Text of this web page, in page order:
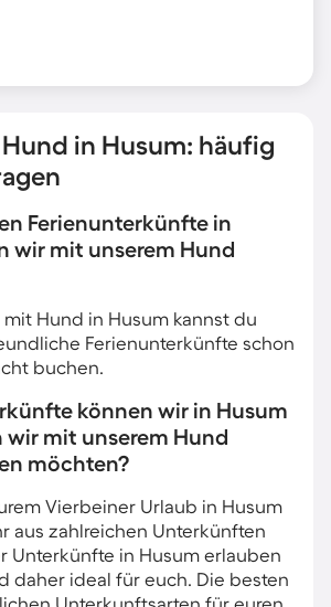
in Husum: häufig
Ferienunterkünfte in
wir mit unserem Hund
Hund in Husum kannst du
Ferienunterkünfte schon
buchen.
können wir in Husum
mit unserem Hund
möchten?
Vierbeiner Urlaub in Husum
aus zahlreichen Unterkünften
Unterkünfte in Husum erlauben
daher ideal für euch. Die besten